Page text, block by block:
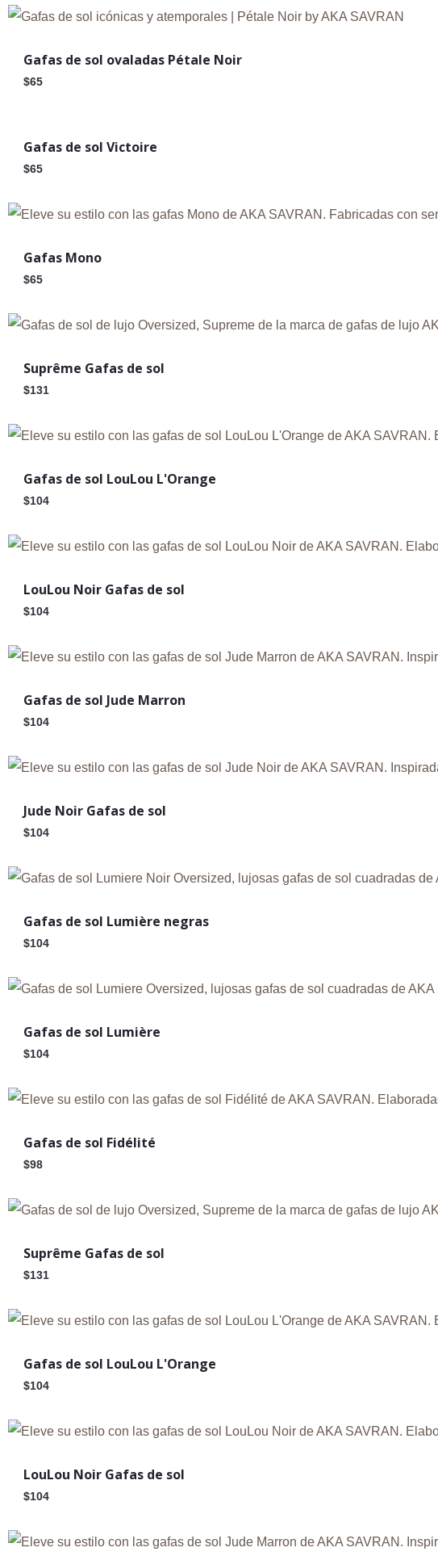
Gafas de sol ovaladas Pétale Noir
$65
Gafas de sol Victoire
$65
Gafas Mono
$65
Suprême Gafas de sol
$131
Gafas de sol LouLou L'Orange
$104
LouLou Noir Gafas de sol
$104
Gafas de sol Jude Marron
$104
Jude Noir Gafas de sol
$104
Gafas de sol Lumière negras
$104
Gafas de sol Lumière
$104
Gafas de sol Fidélité
$98
Suprême Gafas de sol
$131
Gafas de sol LouLou L'Orange
$104
LouLou Noir Gafas de sol
$104